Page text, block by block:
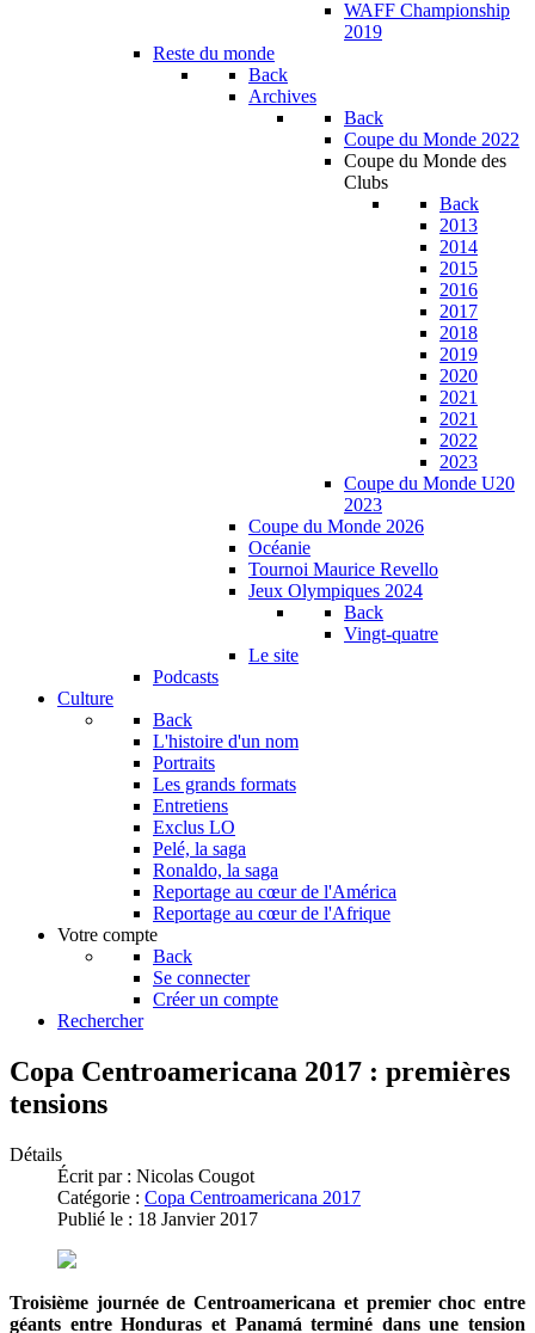
WAFF Championship
2019
Reste du monde
Back
Archives
Back
Coupe du Monde 2022
Coupe du Monde des
Clubs
Back
2013
2014
2015
2016
2017
2018
2019
2020
2021
2021
2022
2023
Coupe du Monde U20
2023
Coupe du Monde 2026
Océanie
Tournoi Maurice Revello
Jeux Olympiques 2024
Back
Vingt-quatre
Le site
Podcasts
Culture
Back
L'histoire d'un nom
Portraits
Les grands formats
Entretiens
Exclus LO
Pelé, la saga
Ronaldo, la saga
Reportage au cœur de l'América
Reportage au cœur de l'Afrique
Votre compte
Back
Se connecter
Créer un compte
Rechercher
Copa Centroamericana 2017 : premières
tensions
Détails
Écrit par : Nicolas Cougot
Catégorie : Copa Centroamericana 2017
Publié le : 18 Janvier 2017
Troisième journée de Centroamericana et premier choc entre
géants entre Honduras et Panamá terminé dans une tension